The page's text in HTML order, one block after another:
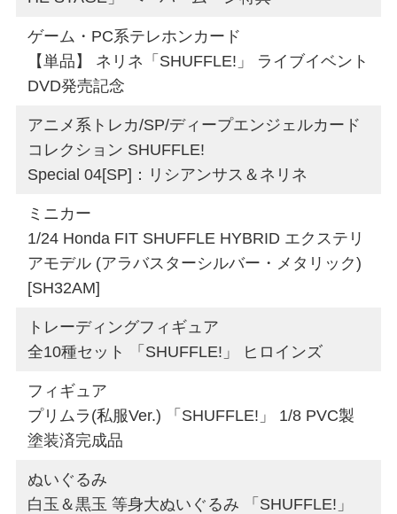
ゲーム・PC系テレホンカード
【単品】 ネリネ「SHUFFLE!」 ライブイベント
DVD発売記念
アニメ系トレカ/SP/ディープエンジェルカード
コレクション SHUFFLE!
Special 04[SP]：リシアンサス＆ネリネ
ミニカー
1/24 Honda FIT SHUFFLE HYBRID エクステリ
アモデル (アラバスターシルバー・メタリック)
[SH32AM]
トレーディングフィギュア
全10種セット 「SHUFFLE!」 ヒロインズ
フィギュア
プリムラ(私服Ver.) 「SHUFFLE!」 1/8 PVC製
塗装済完成品
ぬいぐるみ
白玉＆黒玉 等身大ぬいぐるみ 「SHUFFLE!」